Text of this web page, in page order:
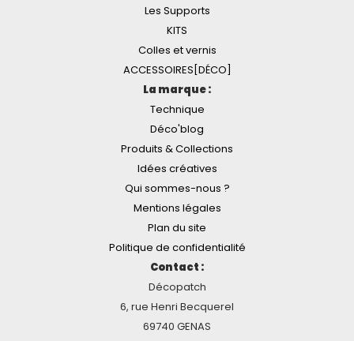
Les Supports
KITS
Colles et vernis
ACCESSOIRES[DÉCO]
La marque :
Technique
Déco'blog
Produits & Collections
Idées créatives
Qui sommes-nous ?
Mentions légales
Plan du site
Politique de confidentialité
Contact :
Décopatch
6, rue Henri Becquerel
69740 GENAS